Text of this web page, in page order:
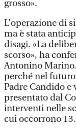
grosso».
L’operazione di
ma è stata
disagi. «La
scorso», ha
Antonino
perché nel
Padre Candido e
presentato dal
interventi nelle
cui occorrono